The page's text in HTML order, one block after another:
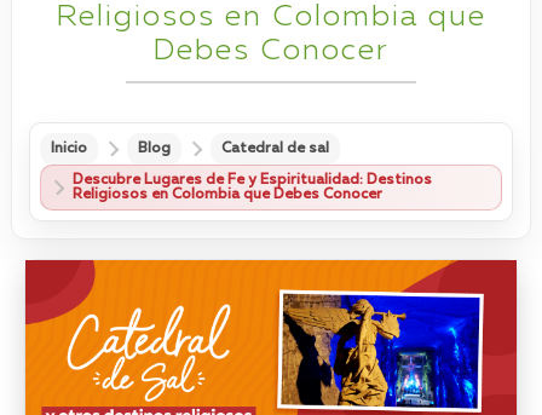
Religiosos en Colombia que
Debes Conocer
Inicio Blog Catedral de sal
Descubre Lugares de Fe y Espiritualidad: Destinos
Religiosos en Colombia que Debes Conocer